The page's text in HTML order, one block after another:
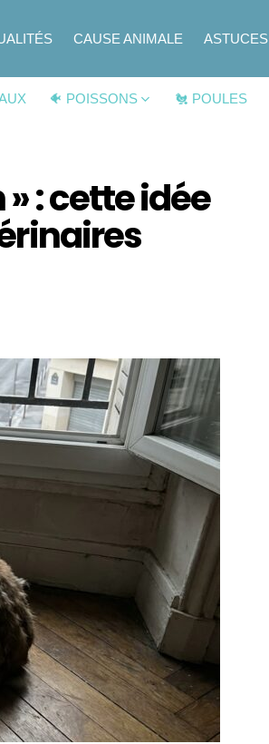
CAUSE ANIMALE ASTUCES
🐠 POISSONS 🐔 POULES
: cette idée